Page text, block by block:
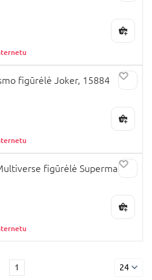
figūrėlė Joker, 15884
figūrėlė Superman,
1 24